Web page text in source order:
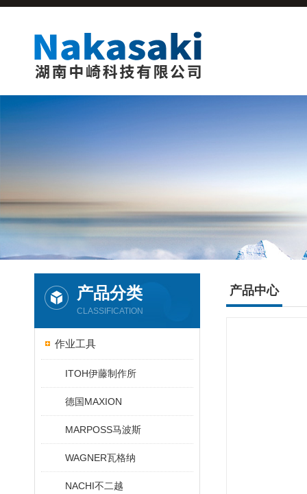
产品分类
CLASSIFICATION
作业工具
ITOH伊藤制作所
德国MAXION
MARPOSS马波斯
WAGNER瓦格纳
NACHI不二越
产品中心